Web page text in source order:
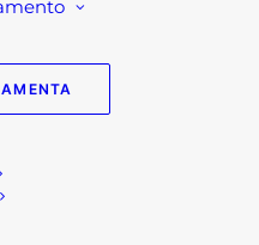
quelle con
ad hoc
dunque una
da montare